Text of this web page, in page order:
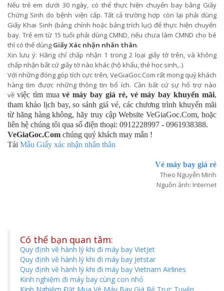
Nếu trẻ em dưới 30 ngày, có thể thực hiện chuyến bay bằng Giấy
Chứng Sinh do bệnh viện cấp. Tất cả trường hợp còn lại phải dùng
Giấy Khai Sinh (bảng chính hoặc bảng trích lục) để thực hiện chuyến
bay. Trẻ em từ 15 tuổi phải dùng CMND, nếu chưa làm CMND cho bé
thì có thể dùng Giấy Xác nhận nhân thân.
Xin lưu ý: Hãng chỉ chấp nhận 1 trong 2 loại giấy tờ trên, và không
chấp nhận bất cứ giấy tờ nào khác (hộ khẩu, thẻ học sinh,..)
Với những đóng góp tích cực trên, VeGiaGoc.Com rất mong quý khách
hàng tìm được những thông tin bổ ích. Cần bất cứ sự hổ trợ nào
về việc tìm mua vé máy bay giá rẻ, vé máy bay khuyến mãi,
tham khảo lịch bay, so sánh giá vé, các chương trình khuyến mãi
từ hãng hàng không, hãy truy cập Website VeGiaGoc.Com, hoặc
liên hệ chúng tôi qua số điện thoại: 0912228997 - 0961938388.
VeGiaGoc.Com chúng quý khách may mắn !
Tải Mẫu Giấy xác nhận nhân thân
Vé máy bay giá rẻ
Theo Nguyễn Minh
Nguồn ảnh: Internet
Có thể bạn quan tâm:
Quy định về hành lý khi đi máy bay VietJet
Quy định về hành lý khi đi máy bay Jetstar
Quy định về hành lý khi đi máy bay Vietnam Airlines
Kinh nghiệm đi máy bay cùng con nhỏ